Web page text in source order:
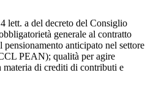
lett. a del decreto del Consiglio
generale al contratto
anticipato nel settore
PEAN); qualità per agire
di crediti di contributi e